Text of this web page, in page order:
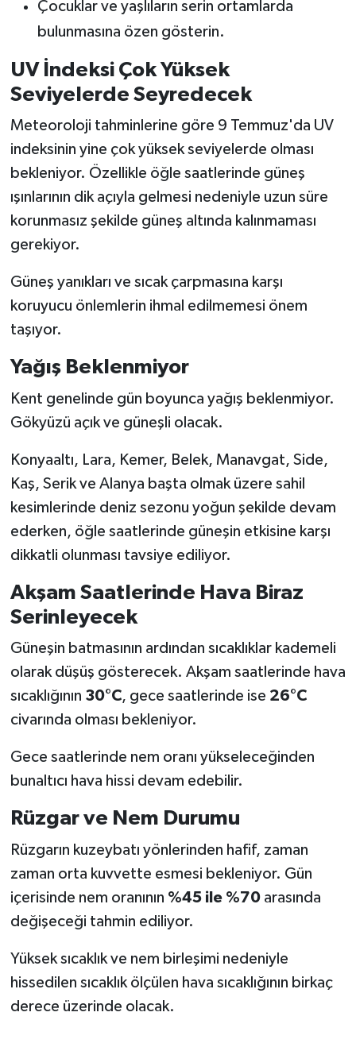
Çocuklar ve yaşlıların serin ortamlarda
bulunmasına özen gösterin.
UV İndeksi Çok Yüksek
Seviyelerde Seyredecek
Meteoroloji tahminlerine göre 9 Temmuz'da UV
indeksinin yine çok yüksek seviyelerde olması
bekleniyor. Özellikle öğle saatlerinde güneş
ışınlarının dik açıyla gelmesi nedeniyle uzun süre
korunmasız şekilde güneş altında kalınmaması
gerekiyor.
Güneş yanıkları ve sıcak çarpmasına karşı
koruyucu önlemlerin ihmal edilmemesi önem
taşıyor.
Yağış Beklenmiyor
Kent genelinde gün boyunca yağış beklenmiyor.
Gökyüzü açık ve güneşli olacak.
Konyaaltı, Lara, Kemer, Belek, Manavgat, Side,
Kaş, Serik ve Alanya başta olmak üzere sahil
kesimlerinde deniz sezonu yoğun şekilde devam
ederken, öğle saatlerinde güneşin etkisine karşı
dikkatli olunması tavsiye ediliyor.
Akşam Saatlerinde Hava Biraz
Serinleyecek
Güneşin batmasının ardından sıcaklıklar kademeli
olarak düşüş gösterecek. Akşam saatlerinde hava
sıcaklığının 30°C, gece saatlerinde ise 26°C
civarında olması bekleniyor.
Gece saatlerinde nem oranı yükseleceğinden
bunaltıcı hava hissi devam edebilir.
Rüzgar ve Nem Durumu
Rüzgarın kuzeybatı yönlerinden hafif, zaman
zaman orta kuvvette esmesi bekleniyor. Gün
içerisinde nem oranının %45 ile %70arasında
değişeceği tahmin ediliyor.
Yüksek sıcaklık ve nem birleşimi nedeniyle
hissedilen sıcaklık ölçülen hava sıcaklığının birkaç
derece üzerinde olacak.